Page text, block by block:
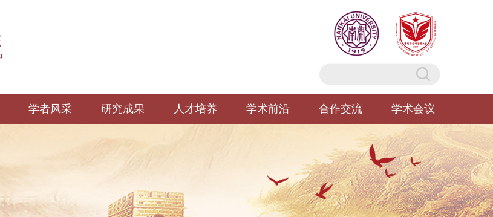
学者风采 研究成果 人才培养 学术前沿 合作交流 学术会议